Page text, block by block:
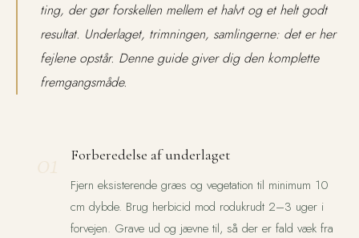
ting, der gør forskellen mellem et halvt og et helt godt
resultat. Underlaget, trimningen, samlingerne: det er her
fejlene opstår. Denne guide giver dig den komplette
fremgangsmåde.
Forberedelse af underlaget
Fjern eksisterende græs og vegetation til minimum 10
cm dybde. Brug herbicid mod rodukrudt 2–3 uger i
forvejen. Grave ud og jævne til, så der er fald væk fra